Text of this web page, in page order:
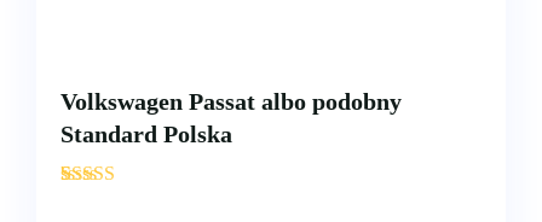
Volkswagen Passat albo podobny
Standard Polska
'